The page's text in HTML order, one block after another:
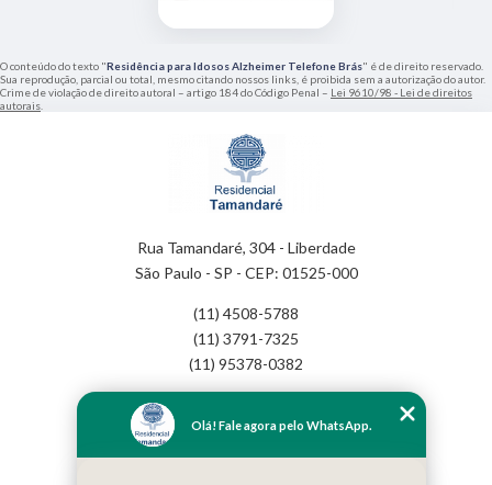
O conteúdo do texto "Residência para Idosos Alzheimer Telefone Brás" é de direito reservado.
Sua reprodução, parcial ou total, mesmo citando nossos links, é proibida sem a autorização do autor.
Crime de violação de direito autoral – artigo 184 do Código Penal – Lei 9610/98 - Lei de direitos
autorais
Rua Tamandaré, 304 - Liberdade
São Paulo - SP - CEP: 01525-000
(11) 4508-5788
(11) 3791-7325
(11) 95378-0382
Empresa
Missão
Olá! Fale agora pelo WhatsApp.